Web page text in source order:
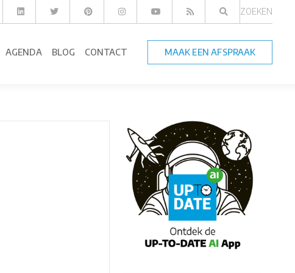
ZOEKEN
AGENDA BLOG CONTACT MAAK EEN AFSPRAAK